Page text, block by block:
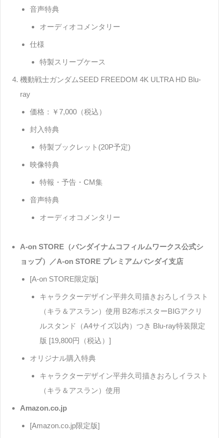
音声特典
オーディオコメンタリー
仕様
特製スリーブケース
機動戦士ガンダムSEED FREEDOM 4K ULTRA HD Blu-
ray
価格：￥7,000（税込）
封入特典
特製ブックレット(20P予定)
映像特典
特報・予告・CM集
音声特典
オーディオコメンタリー
A-on STORE（バンダイナムコフィルムワークス公式シ
ョップ）／A-on STORE プレミアムバンダイ支店
[A-on STORE限定版]
キャラクターデザイン平井久司描きおろしイラスト
（キラ＆アスラン）使用 B2布ポスターBIGアクリ
ルスタンド（A4サイズ以内）つき Blu-ray特装限定
版 [19,800円（税込）]
オリジナル購入特典
キャラクターデザイン平井久司描きおろしイラスト
（キラ＆アスラン）使用
Amazon.co.jp
[Amazon.co.jp限定版]